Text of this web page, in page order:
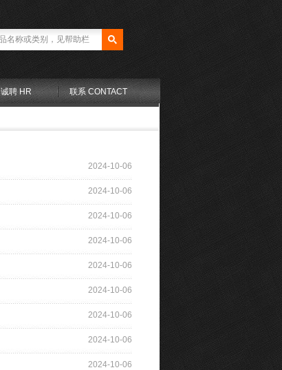
诚聘 HR 联系 CONTACT
2024-10-06
2024-10-06
2024-10-06
2024-10-06
2024-10-06
2024-10-06
2024-10-06
2024-10-06
2024-10-06